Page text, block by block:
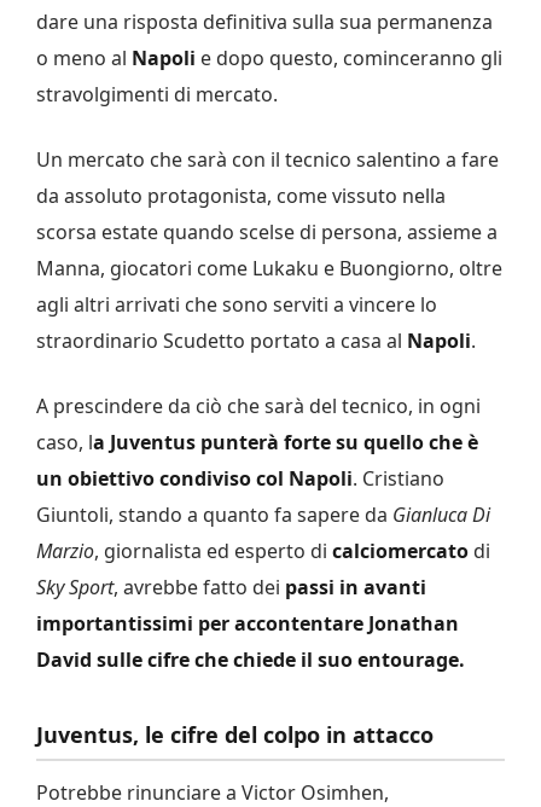
dare una risposta definitiva sulla sua permanenza
o meno al Napoli e dopo questo, cominceranno gli
stravolgimenti di mercato.
Un mercato che sarà con il tecnico salentino a fare
da assoluto protagonista, come vissuto nella
scorsa estate quando scelse di persona, assieme a
Manna, giocatori come Lukaku e Buongiorno, oltre
agli altri arrivati che sono serviti a vincere lo
straordinario Scudetto portato a casa al Napoli.
A prescindere da ciò che sarà del tecnico, in ogni
caso, la Juventus punterà forte su quello che è
un obiettivo condiviso col Napoli. Cristiano
Giuntoli, stando a quanto fa sapere da Gianluca Di
Marzio, giornalista ed esperto di calciomercato di
Sky Sport, avrebbe fatto dei passi in avanti
importantissimi per accontentare Jonathan
David sulle cifre che chiede il suo entourage.
Juventus, le cifre del colpo in attacco
Potrebbe rinunciare a Victor Osimhen,